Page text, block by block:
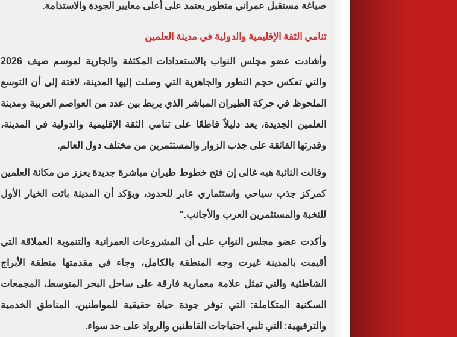
صياغة مستقبل عمراني متطور يعتمد على أعلى معايير الجودة والاستدامة.
تنامي الثقة الإقليمية والدولية في مدينة العلمين
وأشادت عضو مجلس النواب بالاستعدادات المكثفة والجارية لموسم صيف 2026
والتي تعكس حجم التطور والجاهزية التي وصلت إليها المدينة، لافتة إلى أن التوسع
الملحوظ في حركة الطيران المباشر الذي يربط بين عدد من العواصم العربية ومدينة
العلمين الجديدة، يعد دليلاً قاطعًا على تنامي الثقة الإقليمية والدولية في المدينة،
وقدرتها الفائقة على جذب الزوار والمستثمرين من مختلف دول العالم.
وقالت النائبة هبه غالى إن فتح خطوط طيران مباشرة جديدة يعزز من مكانة العلمين
كمركز جذب سياحي واستثماري عابر للحدود، ويؤكد أن المدينة باتت الخيار الأول
للنخبة والمستثمرين العرب والأجانب."
وأكدت عضو مجلس النواب على أن المشروعات العمرانية والتنموية العملاقة التي
أقيمت بالمدينة غيرت وجه المنطقة بالكامل، وجاء في مقدمتها منطقة الأبراج
الشاطئية والتي تمثل علامة معمارية فارقة على ساحل البحر المتوسط، المجمعات
السكنية المتكاملة: التي توفر جودة حياة حقيقية للمواطنين، المناطق الخدمية
والترفيهية: التي تلبي احتياجات القاطنين والرواد على حد سواء.